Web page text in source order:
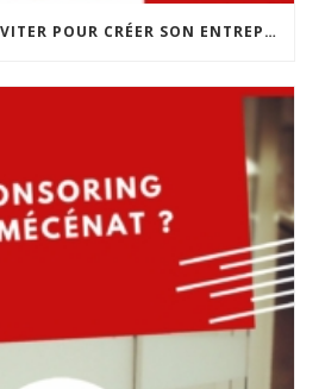
LES 10 ERREURS À ÉVITER POUR CRÉER SON ENTREPRISE